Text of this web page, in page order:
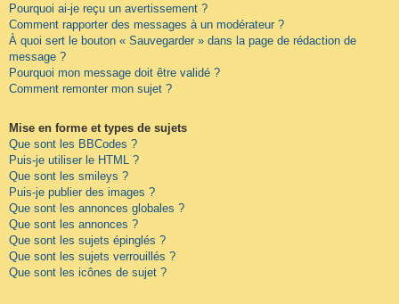
Pourquoi ai-je reçu un avertissement ?
Comment rapporter des messages à un modérateur ?
À quoi sert le bouton « Sauvegarder » dans la page de rédaction de
message ?
Pourquoi mon message doit être validé ?
Comment remonter mon sujet ?
Mise en forme et types de sujets
Que sont les BBCodes ?
Puis-je utiliser le HTML ?
Que sont les smileys ?
Puis-je publier des images ?
Que sont les annonces globales ?
Que sont les annonces ?
Que sont les sujets épinglés ?
Que sont les sujets verrouillés ?
Que sont les icônes de sujet ?